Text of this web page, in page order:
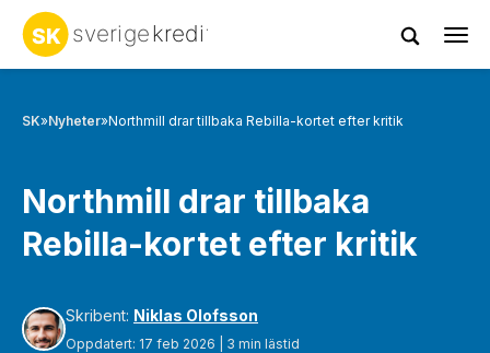
SK»Nyheter»Northmill drar tillbaka Rebilla-kortet efter kritik
Northmill drar tillbaka
Rebilla-kortet efter kritik
Skribent: Niklas Olofsson
Oppdatert: 17 feb 2026 | 3 min lästid